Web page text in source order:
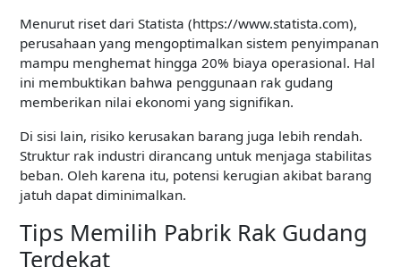
Menurut riset dari Statista (https://www.statista.com),
perusahaan yang mengoptimalkan sistem penyimpanan
mampu menghemat hingga 20% biaya operasional. Hal
ini membuktikan bahwa penggunaan rak gudang
memberikan nilai ekonomi yang signifikan.
Di sisi lain, risiko kerusakan barang juga lebih rendah.
Struktur rak industri dirancang untuk menjaga stabilitas
beban. Oleh karena itu, potensi kerugian akibat barang
jatuh dapat diminimalkan.
Tips Memilih Pabrik Rak Gudang
Terdekat